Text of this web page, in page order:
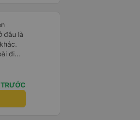
chạy
!
Xe
xế
ơi! Xe
kitty
đâu là
đi